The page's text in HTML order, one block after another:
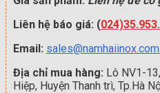
Liên hệ báo giá: (
Email:
Địa chỉ mua hàng: Lô NV1-
Hiệp, Huyện Thanh trì, Tp.Hà